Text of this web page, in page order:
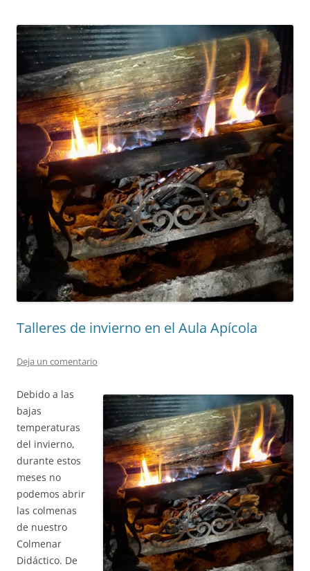
Talleres de invierno en el Aula Apícola
Deja un comentario
Debido a las
bajas
temperaturas
del invierno,
durante estos
meses no
podemos abrir
las colmenas
de nuestro
Colmenar
Didáctico. De